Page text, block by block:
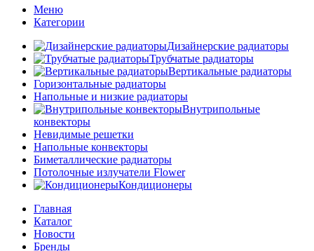
Меню
Категории
Дизайнерские радиаторы
Трубчатые радиаторы
Вертикальные радиаторы
Горизонтальные радиаторы
Напольные и низкие радиаторы
Внутрипольные
конвекторы
Невидимые решетки
Напольные конвекторы
Биметаллические радиаторы
Потолочные излучатели Flower
Кондиционеры
Главная
Каталог
Новости
Бренды